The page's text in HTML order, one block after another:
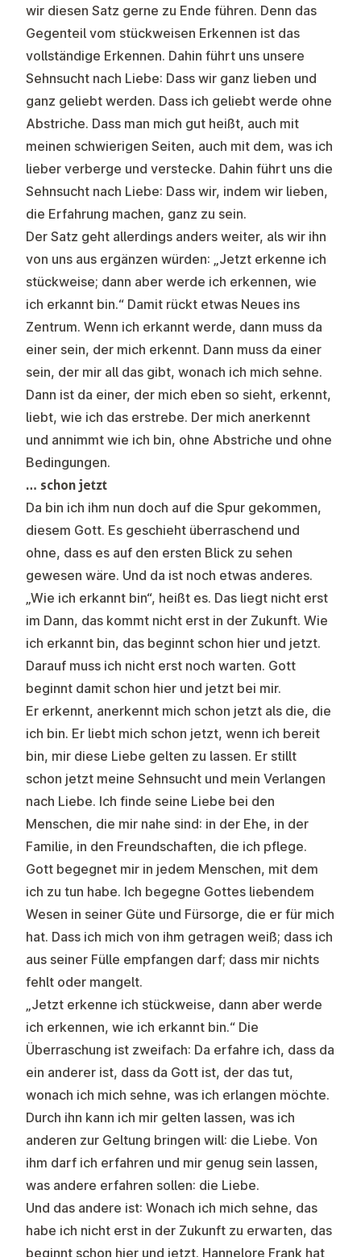
wir diesen Satz gerne zu Ende führen. Denn das
Gegenteil vom stückweisen Erkennen ist das
vollständige Erkennen. Dahin führt uns unsere
Sehnsucht nach Liebe: Dass wir ganz lieben und
ganz geliebt werden. Dass ich geliebt werde ohne
Abstriche. Dass man mich gut heißt, auch mit
meinen schwierigen Seiten, auch mit dem, was ich
lieber verberge und verstecke. Dahin führt uns die
Sehnsucht nach Liebe: Dass wir, indem wir lieben,
die Erfahrung machen, ganz zu sein.
Der Satz geht allerdings anders weiter, als wir ihn
von uns aus ergänzen würden: „Jetzt erkenne ich
stückweise; dann aber werde ich erkennen, wie
ich erkannt bin.“ Damit rückt etwas Neues ins
Zentrum. Wenn ich erkannt werde, dann muss da
einer sein, der mich erkennt. Dann muss da einer
sein, der mir all das gibt, wonach ich mich sehne.
Dann ist da einer, der mich eben so sieht, erkennt,
liebt, wie ich das erstrebe. Der mich anerkennt
und annimmt wie ich bin, ohne Abstriche und ohne
Bedingungen.
… schon jetzt
Da bin ich ihm nun doch auf die Spur gekommen,
diesem Gott. Es geschieht überraschend und
ohne, dass es auf den ersten Blick zu sehen
gewesen wäre. Und da ist noch etwas anderes.
„Wie ich erkannt bin“, heißt es. Das liegt nicht erst
im Dann, das kommt nicht erst in der Zukunft. Wie
ich erkannt bin, das beginnt schon hier und jetzt.
Darauf muss ich nicht erst noch warten. Gott
beginnt damit schon hier und jetzt bei mir.
Er erkennt, anerkennt mich schon jetzt als die, die
ich bin. Er liebt mich schon jetzt, wenn ich bereit
bin, mir diese Liebe gelten zu lassen. Er stillt
schon jetzt meine Sehnsucht und mein Verlangen
nach Liebe. Ich finde seine Liebe bei den
Menschen, die mir nahe sind: in der Ehe, in der
Familie, in den Freundschaften, die ich pflege.
Gott begegnet mir in jedem Menschen, mit dem
ich zu tun habe. Ich begegne Gottes liebendem
Wesen in seiner Güte und Fürsorge, die er für mich
hat. Dass ich mich von ihm getragen weiß; dass ich
aus seiner Fülle empfangen darf; dass mir nichts
fehlt oder mangelt.
„Jetzt erkenne ich stückweise, dann aber werde
ich erkennen, wie ich erkannt bin.“ Die
Überraschung ist zweifach: Da erfahre ich, dass da
ein anderer ist, dass da Gott ist, der das tut,
wonach ich mich sehne, was ich erlangen möchte.
Durch ihn kann ich mir gelten lassen, was ich
anderen zur Geltung bringen will: die Liebe. Von
ihm darf ich erfahren und mir genug sein lassen,
was andere erfahren sollen: die Liebe.
Und das andere ist: Wonach ich mich sehne, das
habe ich nicht erst in der Zukunft zu erwarten, das
beginnt schon hier und jetzt. Hannelore Frank hat